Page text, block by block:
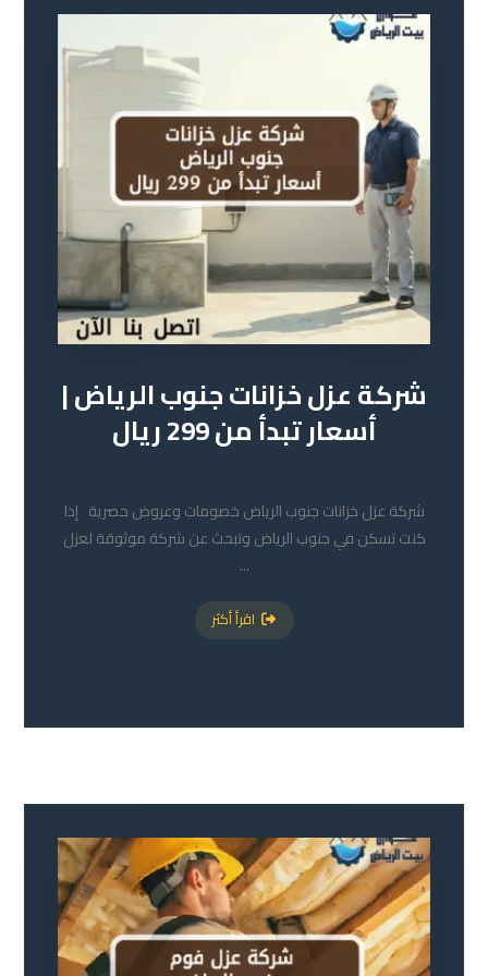
شركة عزل خزانات جنوب الرياض |
أسعار تبدأ من 299 ريال
شركة عزل خزانات جنوب الرياض خصومات وعروض حصرية إذا
كنت تسكن في جنوب الرياض وتبحث عن شركة موثوقة لعزل
...
اقرأ أكثر